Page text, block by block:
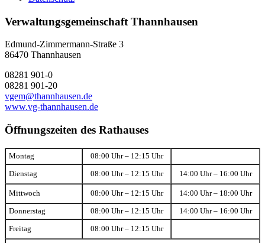
Verwaltungsgemeinschaft Thannhausen
Edmund-Zimmermann-Straße 3
86470 Thannhausen
08281 901-0
08281 901-20
vgem@thannhausen.de
www.vg-thannhausen.de
Öffnungszeiten des Rathauses
Montag 08:00 Uhr – 12:15 Uhr
Dienstag 08:00 Uhr – 12:15 Uhr 14:00 Uhr – 16:00 Uhr
Mittwoch 08:00 Uhr – 12:15 Uhr 14:00 Uhr – 18:00 Uhr
Donnerstag 08:00 Uhr – 12:15 Uhr 14:00 Uhr – 16:00 Uhr
Freitag 08:00 Uhr – 12:15 Uhr